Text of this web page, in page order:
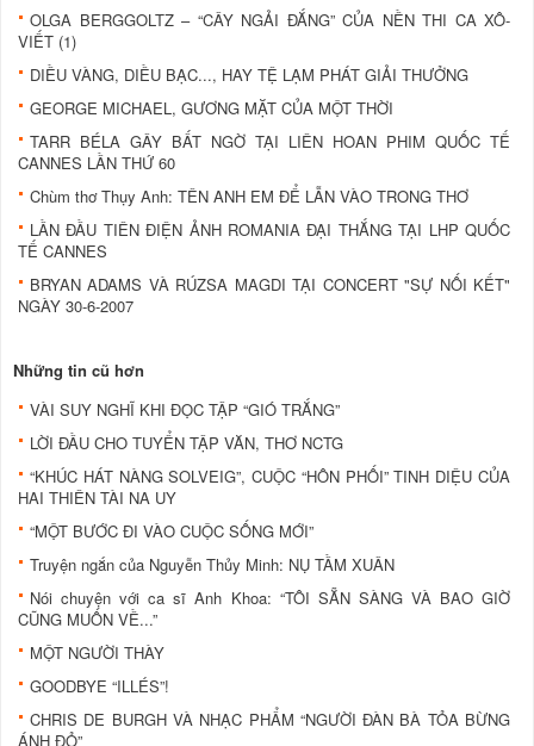
OLGA BERGGOLTZ – “CÂY NGẢI ĐẮNG” CỦA NỀN THI CA XÔ-
VIẾT (1)
DIỀU VÀNG, DIỀU BẠC..., HAY TỆ LẠM PHÁT GIẢI THƯỞNG
GEORGE MICHAEL, GƯƠNG MẶT CỦA MỘT THỜI
TARR BÉLA GÂY BẤT NGỜ TẠI LIÊN HOAN PHIM QUỐC TẾ
CANNES LẦN THỨ 60
Chùm thơ Thụy Anh: TÊN ANH EM ĐỂ LẪN VÀO TRONG THƠ
LẦN ĐẦU TIÊN ĐIỆN ẢNH ROMANIA ĐẠI THẮNG TẠI LHP QUỐC
TẾ CANNES
BRYAN ADAMS VÀ RÚZSA MAGDI TẠI CONCERT "SỰ NỐI KẾT"
NGÀY 30-6-2007
Những tin cũ hơn
VÀI SUY NGHĨ KHI ĐỌC TẬP “GIÓ TRẮNG”
LỜI ĐẦU CHO TUYỂN TẬP VĂN, THƠ NCTG
“KHÚC HÁT NÀNG SOLVEIG”, CUỘC “HÔN PHỐI” TINH DIỆU CỦA
HAI THIÊN TÀI NA UY
“MỘT BƯỚC ĐI VÀO CUỘC SỐNG MỚI”
Truyện ngắn của Nguyễn Thủy Minh: NỤ TẦM XUÂN
Nói chuyện với ca sĩ Anh Khoa: “TÔI SẴN SÀNG VÀ BAO GIỜ
CŨNG MUỐN VỀ...”
MỘT NGƯỜI THÀY
GOODBYE “ILLÉS”!
CHRIS DE BURGH VÀ NHẠC PHẨM “NGƯỜI ĐÀN BÀ TỎA BỪNG
ÁNH ĐỎ”